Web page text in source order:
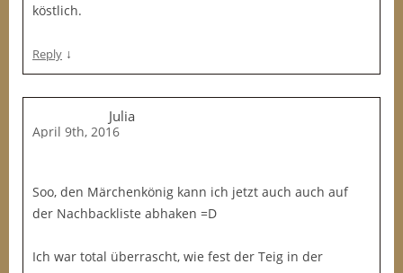
köstlich.
Reply ↓
Julia
April 9th, 2016
Soo, den Märchenkönig kann ich jetzt auch auch auf
der Nachbackliste abhaken =D
Ich war total überrascht, wie fest der Teig in der